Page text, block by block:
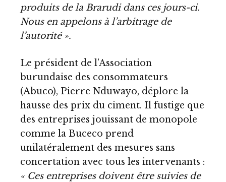
produits de la Brarudi dans ces jours-ci.
Nous en appelons à l’arbitrage de
l’autorité ».
Le président de l’Association
burundaise des consommateurs
(Abuco), Pierre Nduwayo, déplore la
hausse des prix du ciment. Il fustige que
des entreprises jouissant de monopole
comme la Buceco prend
unilatéralement des mesures sans
concertation avec tous les intervenants :
« Ces entreprises doivent être suivies de